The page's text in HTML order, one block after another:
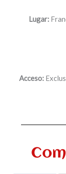
Lugar:
Acceso: